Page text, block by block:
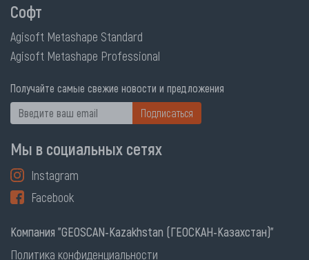
Софт
Agisoft Metashape Standard
Agisoft Metashape Professional
Получайте самые свежие новости и предложения
Подписаться
Мы в социальных сетях
Instagram
Facebook
Компания "GEOSCAN-Kazakhstan (ГЕОСКАН-Казахстан)"
Политика конфиденциальности